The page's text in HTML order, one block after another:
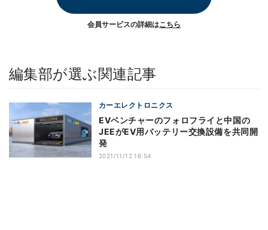
会員サービスの詳細はこちら
編集部が選ぶ関連記事
カーエレクトロニクス
EVベンチャーのフォロフライと中国の
JEEがEV用バッテリー交換設備を共同開
発
2021/11/12 16:54